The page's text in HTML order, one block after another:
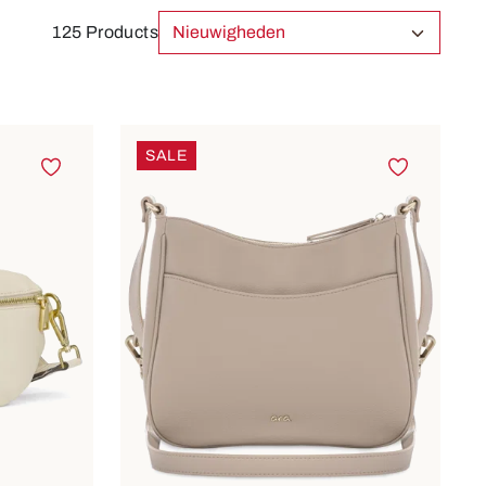
125 Products
SALE